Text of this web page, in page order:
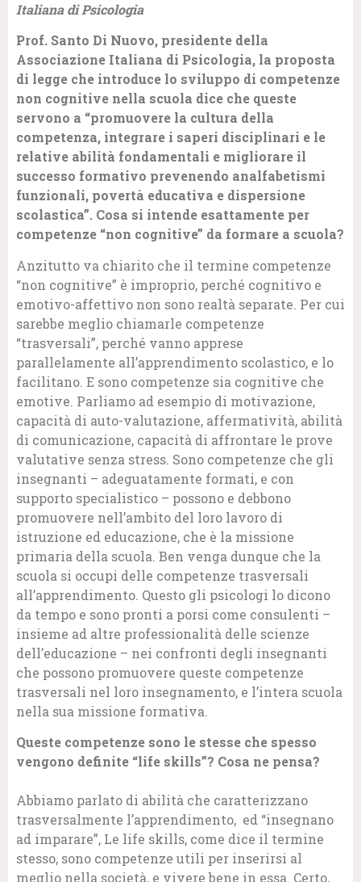
Italiana di Psicologia
Prof. Santo Di Nuovo, presidente della
Associazione Italiana di Psicologia, la proposta
di legge che introduce lo sviluppo di competenze
non cognitive nella scuola dice che queste
servono a “promuovere la cultura della
competenza, integrare i saperi disciplinari e le
relative abilità fondamentali e migliorare il
successo formativo prevenendo analfabetismi
funzionali, povertà educativa e dispersione
scolastica”. Cosa si intende esattamente per
competenze “non cognitive” da formare a scuola?
Anzitutto va chiarito che il termine competenze
“non cognitive” è improprio, perché cognitivo e
emotivo-affettivo non sono realtà separate. Per cui
sarebbe meglio chiamarle competenze
“trasversali”, perché vanno apprese
parallelamente all’apprendimento scolastico, e lo
facilitano. E sono competenze sia cognitive che
emotive. Parliamo ad esempio di motivazione,
capacità di auto-valutazione, affermatività, abilità
di comunicazione, capacità di affrontare le prove
valutative senza stress. Sono competenze che gli
insegnanti – adeguatamente formati, e con
supporto specialistico – possono e debbono
promuovere nell’ambito del loro lavoro di
istruzione ed educazione, che è la missione
primaria della scuola. Ben venga dunque che la
scuola si occupi delle competenze trasversali
all’apprendimento. Questo gli psicologi lo dicono
da tempo e sono pronti a porsi come consulenti –
insieme ad altre professionalità delle scienze
dell’educazione – nei confronti degli insegnanti
che possono promuovere queste competenze
trasversali nel loro insegnamento, e l’intera scuola
nella sua missione formativa.
Queste competenze sono le stesse che spesso
vengono definite “life skills”? Cosa ne pensa?
Abbiamo parlato di abilità che caratterizzano
trasversalmente l’apprendimento, ed “insegnano
ad imparare”, Le life skills, come dice il termine
stesso, sono competenze utili per inserirsi al
meglio nella società, e vivere bene in essa. Certo,